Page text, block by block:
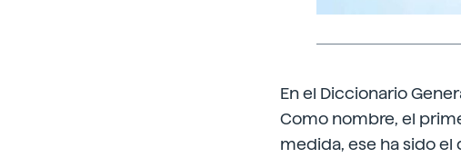
En el Diccionario
Como nombre, el
medida, ese ha sido el